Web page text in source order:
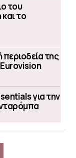
του
το
της
Eurovision
για την